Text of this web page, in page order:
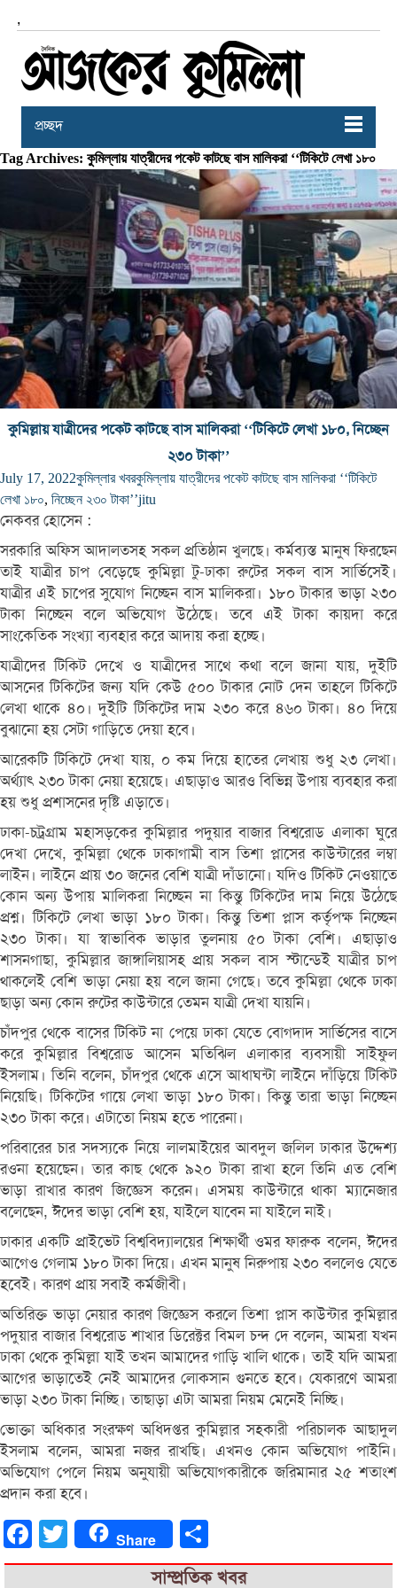
,
প্রচ্ছদ
Tag Archives: কুমিল্লায় যাত্রীদের পকেট কাটছে বাস মালিকরা ‘‘টিকিটে লেখা ১৮০
কুমিল্লায় যাত্রীদের পকেট কাটছে বাস মালিকরা ‘‘টিকিটে লেখা ১৮০, নিচ্ছেন
২৩০ টাকা’’
July 17, 2022কুমিল্লার খবরকুমিল্লায় যাত্রীদের পকেট কাটছে বাস মালিকরা ‘‘টিকিটে
লেখা ১৮০, নিচ্ছেন ২৩০ টাকা’’jitu
নেকবর হোসেন :
সরকারি অফিস আদালতসহ সকল প্রতিষ্ঠান খুলছে। কর্মব্যস্ত মানুষ ফিরছেন
তাই যাত্রীর চাপ বেড়েছে কুমিল্লা টু-ঢাকা রুটের সকল বাস সার্ভিসেই।
যাত্রীর এই চাপের সুযোগ নিচ্ছেন বাস মালিকরা। ১৮০ টাকার ভাড়া ২৩০
টাকা নিচ্ছেন বলে অভিযোগ উঠেছে। তবে এই টাকা কায়দা করে
সাংকেতিক সংখ্যা ব্যবহার করে আদায় করা হচ্ছে।
যাত্রীদের টিকিট দেখে ও যাত্রীদের সাথে কথা বলে জানা যায়, দুইটি
আসনের টিকিটের জন্য যদি কেউ ৫০০ টাকার নোট দেন তাহলে টিকিটে
লেখা থাকে ৪০। দুইটি টিকিটের দাম ২৩০ করে ৪৬০ টাকা। ৪০ দিয়ে
বুঝানো হয় সেটা গাড়িতে দেয়া হবে।
আরেকটি টিকিটে দেখা যায়, ০ কম দিয়ে হাতের লেখায় শুধু ২৩ লেখা।
অর্থ্যাৎ ২৩০ টাকা নেয়া হয়েছে। এছাড়াও আরও বিভিন্ন উপায় ব্যবহার করা
হয় শুধু প্রশাসনের দৃষ্টি এড়াতে।
ঢাকা-চট্রগ্রাম মহাসড়কের কুমিল্লার পদুয়ার বাজার বিশ্বরোড এলাকা ঘুরে
দেখা দেখে, কুমিল্লা থেকে ঢাকাগামী বাস তিশা প্লাসের কাউন্টারের লম্বা
লাইন। লাইনে প্রায় ৩০ জনের বেশি যাত্রী দাঁডানো। যদিও টিকিট নেওয়াতে
কোন অন্য উপায় মালিকরা নিচ্ছেন না কিন্তু টিকিটের দাম নিয়ে উঠেছে
প্রশ্ন। টিকিটে লেখা ভাড়া ১৮০ টাকা। কিন্তু তিশা প্লাস কর্তৃপক্ষ নিচ্ছেন
২৩০ টাকা। যা স্বাভাবিক ভাড়ার তুলনায় ৫০ টাকা বেশি। এছাড়াও
শাসনগাছা, কুমিল্লার জাঙ্গালিয়াসহ প্রায় সকল বাস স্টান্ডেই যাত্রীর চাপ
থাকলেই বেশি ভাড়া নেয়া হয় বলে জানা গেছে। তবে কুমিল্লা থেকে ঢাকা
ছাড়া অন্য কোন রুটের কাউন্টারে তেমন যাত্রী দেখা যায়নি।
চাঁদপুর থেকে বাসের টিকিট না পেয়ে ঢাকা যেতে বোগদাদ সার্ভিসের বাসে
করে কুমিল্লার বিশ্বরোড আসেন মতিঝিল এলাকার ব্যবসায়ী সাইফুল
ইসলাম। তিনি বলেন, চাঁদপুর থেকে এসে আধাঘন্টা লাইনে দাঁড়িয়ে টিকিট
নিয়েছি। টিকিটের গায়ে লেখা ভাড়া ১৮০ টাকা। কিন্তু তারা ভাড়া নিচ্ছেন
২৩০ টাকা করে। এটাতো নিয়ম হতে পারেনা।
পরিবারের চার সদস্যকে নিয়ে লালমাইয়ের আবদুল জলিল ঢাকার উদ্দেশ্য
রওনা হয়েছেন। তার কাছ থেকে ৯২০ টাকা রাখা হলে তিনি এত বেশি
ভাড়া রাখার কারণ জিজ্ঞেস করেন। এসময় কাউন্টারে থাকা ম্যানেজার
বলেছেন, ঈদের ভাড়া বেশি হয়, যাইলে যাবেন না যাইলে নাই।
ঢাকার একটি প্রাইভেট বিশ্ববিদ্যালয়ের শিক্ষার্থী ওমর ফারুক বলেন, ঈদের
আগেও গেলাম ১৮০ টাকা দিয়ে। এখন মানুষ নিরুপায় ২৩০ বললেও যেতে
হবেই। কারণ প্রায় সবাই কর্মজীবী।
অতিরিক্ত ভাড়া নেয়ার কারণ জিজ্ঞেস করলে তিশা প্লাস কাউন্টার কুমিল্লার
পদুয়ার বাজার বিশ্বরোড শাখার ডিরেক্টর বিমল চন্দ দে বলেন, আমরা যখন
ঢাকা থেকে কুমিল্লা যাই তখন আমাদের গাড়ি খালি থাকে। তাই যদি আমরা
আগের ভাড়াতেই নেই আমাদের লোকসান গুনতে হবে। যেকারণে আমরা
ভাড়া ২৩০ টাকা নিচ্ছি। তাছাড়া এটা আমরা নিয়ম মেনেই নিচ্ছি।
ভোক্তা অধিকার সংরক্ষণ অধিদপ্তর কুমিল্লার সহকারী পরিচালক আছাদুল
ইসলাম বলেন, আমরা নজর রাখছি। এখনও কোন অভিযোগ পাইনি।
অভিযোগ পেলে নিয়ম অনুযায়ী অভিযোগকারীকে জরিমানার ২৫ শতাংশ
প্রদান করা হবে।
FacebookTwitter Share
সাম্প্রতিক খবর